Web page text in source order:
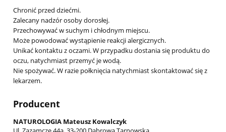
Chronić przed dziećmi.
Zalecany nadzór osoby dorosłej.
Przechowywać w suchym i chłodnym miejscu.
Może powodować wystąpienie reakcji alergicznych.
Unikać kontaktu z oczami. W przypadku dostania się produktu do
oczu, natychmiast przemyć je wodą.
Nie spożywać. W razie połknięcia natychmiast skontaktować się z
lekarzem.
Producent
NATUROLOGIA Mateusz Kowalczyk